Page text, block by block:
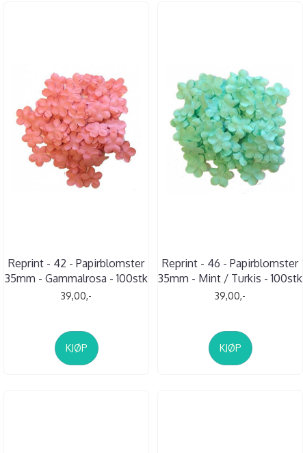
Reprint - 42 - Papirblomster
35mm - Gammalrosa - 100stk
39,00,-
KJØP
Reprint - 46 - Papirblomster
35mm - Mint / Turkis - 100stk
39,00,-
KJØP